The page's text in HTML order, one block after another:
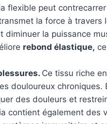
flexible peut
la force à travers
diminuer la puissance
rebond élastique,
Ce tissu riche
douloureux chroniques.
des douleurs et
contient également des